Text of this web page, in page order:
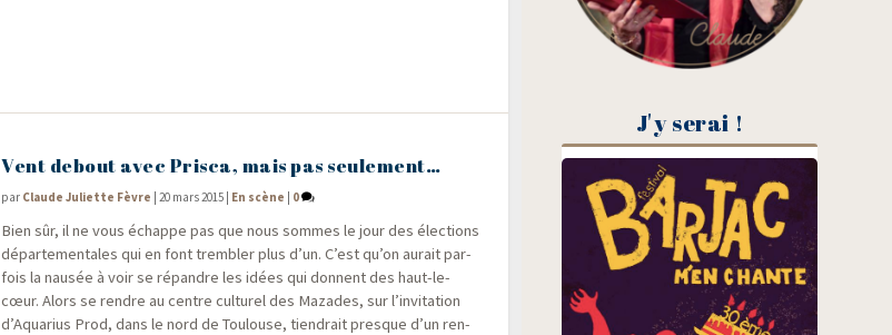
Vent debout avec Prisca, mais pas seulement…
par Claude Juliette Fèvre |20 mars 2015 En scène 0
Bien sûr, il ne vous échappe pas que nous sommes le jour des élec­tions
dépar­te­men­tales qui en font trem­bler plus d’un. C’est qu’on aurait par­
fois la nau­sée à voir se répandre les idées qui donnent des haut-le-
cœur. Alors se rendre au centre cultu­rel des Mazades, sur l’invitation
d’Aquarius Prod, dans le nord de Tou­louse, tien­drait presque d’un ren­
J'y serai !